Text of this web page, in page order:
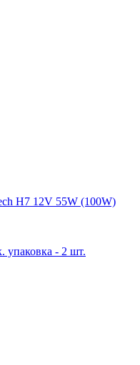
H7 12V 55W (100W)
упаковка - 2 шт.